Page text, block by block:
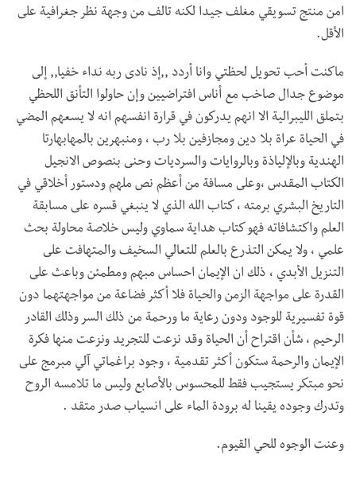
امن منتج تسويقي مغلف جيدا لكنه تالف من وجهة نظر جغرافية على
الأقل.
ماكنت أحب تحويل لحظتي وانا أردد ,,إذ نادى ربه نداء خفيا,, إلى
موضوع جدال صاخب مع أناس افتراضيين وإن حاولوا التأنق اللحظي
بتملق الليبرالية الا انهم يدركون في قرارة انفسهم انه لا يسعهم المضي
في الحياة عراة بلا دين ومجازفين بلا رب ، ومنبهرين بالمهابهارتا
الهندية وبالإلياذة وبالروايات والسرديات وحنى بنصوص الانجيل
الكتاب المقدس ،وعلى مسافة من أعظم نص ملهم ودستور أخلاقي في
التاريخ البشري برمته ، كتاب الله الذي لا ينبغي قسره على مسابقة
العلم واكتشافاته فهو كتاب هداية سماوي وليس خلاصة محاولة بحث
علمي ، ولا يمكن التذرع بالعلم للتعالي السخيف والمتهافت على
التنزيل الأبدي ، ذلك ان الإيمان احساس مبهم ومطمئن وباعث على
القدرة على مواجهة الزمن والحياة فلا أكثر فضاعة من مواجهتهما دون
قوة تفسيرية للوجود ودون رعاية ما ورحمة من ذلك السر وذلك القادر
الرحيم ، شأن اقتراح أن الحياة وقد نزعت للتجريد ونزعت منها فكرة
الإيمان والرحمة ستكون أكثر تقدمية ، وجود براغماتي آلي مبرمج على
نحو مبتكر يستجيب فقط للمحسوس بالأصابع وليس ما تلامسه الروح
وتدرك وجوده يقينا له برودة الماء على انسياب صدر متقد .
وعنت الوجوه للحي القيوم.